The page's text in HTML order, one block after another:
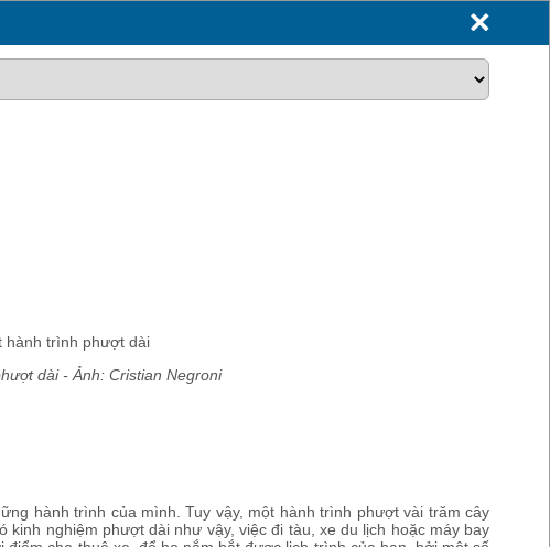
dài - Ảnh: Cristian Negroni
hành trình của mình. Tuy vậy, một hành trình phượt vài trăm cây
nghiệm phượt dài như vậy, việc đi tàu, xe du lịch hoặc máy bay